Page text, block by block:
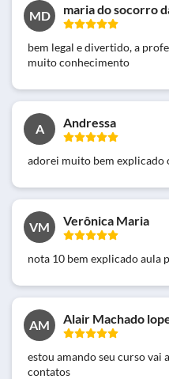
MD maria do socorro
bem legal e divertido, a
muito conhecimento
A Andressa
adorei muito bem
VM Verônica Maria
nota 10 bem explicado aula
AM Alair Machado
estou amando seu curso vai
contatos